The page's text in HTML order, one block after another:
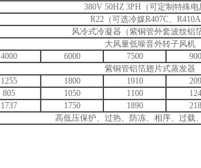
380V 50HZ 3PH（可定制特殊电
R22（可选冷媒R407C、R410A
风冷式冷凝器（紫铜管外套波纹铝
大风量低噪音外转子风机
4000 6000 7500
紫铜管铝箔翅片式蒸发器
1255 1800 1910
805 1050 1100
1737 1750 1890
高低压保护、过热、防冻、相序、过载